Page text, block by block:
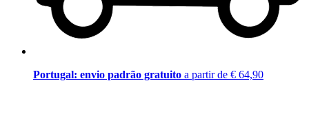
Portugal: envio padrão gratuito a partir de € 64,90